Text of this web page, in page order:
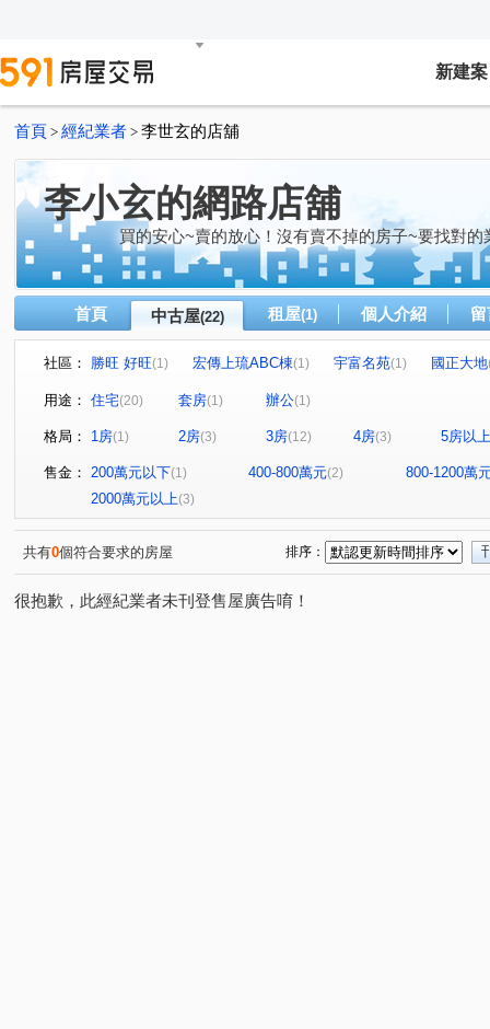
新建案
首頁 > 經紀業者 > 李世玄的店舖
李小玄的網路店舖
買的安心~賣的放心！沒有賣不掉的房子~要找對的
首頁 中古屋(22) 租屋(1) 個人介紹
社區： 勝旺 好旺(1) 宏傳上琉ABC棟(1) 宇富名苑(1) 國正大地
天尊 日南家天下 氧樂多
中正路 昌隆一街 育英一街 中興路
龍山
環市路一段(1) (1) 科專三路 武昌街(1)
中
公園一街(2) 科學路
光德路(1)
用途： 住宅(20) 套房(1) 辦公(1)
格局： 1房(1) 2房(3) 3房(12) 4房(3) 5房以上
售金： 200萬元以下(1) 400-800萬元(2)
800-1200萬
2000萬元以上(3)
共有0個符合要求的房屋 排序：
很抱歉，此經紀業者未刊登售屋廣告唷！